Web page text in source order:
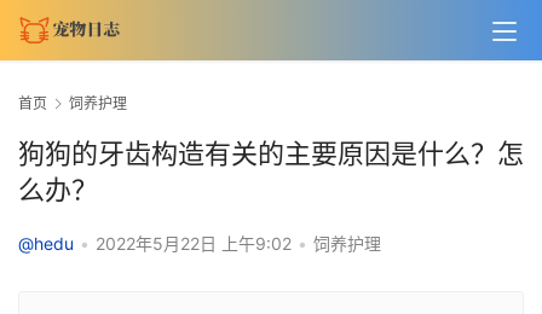
首页 饲养护理
狗狗的牙齿构造有关的主要原因是什么？怎
么办？
@hedu • 2022年5月22日 上午9:02 • 饲养护理